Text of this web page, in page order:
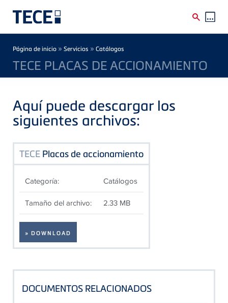
Breadcrumb
Página de inicio » Servicios » Catálogos
TECE PLACAS DE ACCIONAMIENTO
Aquí puede descargar los
siguientes archivos:
TECE Placas de accionamiento
Categoría: Catálogos
Tamaño del archivo: 2.33 MB
» DOWNLOAD
DOCUMENTOS RELACIONADOS